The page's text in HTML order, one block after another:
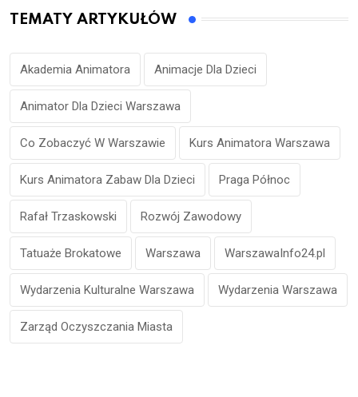
TEMATY ARTYKUŁÓW
Akademia Animatora Animacje Dla Dzieci
Animator Dla Dzieci Warszawa
Co Zobaczyć W Warszawie Kurs Animatora Warszawa
Kurs Animatora Zabaw Dla Dzieci Praga Północ
Rafał Trzaskowski Rozwój Zawodowy
Tatuaże Brokatowe Warszawa WarszawaInfo24.pl
Wydarzenia Kulturalne Warszawa Wydarzenia Warszawa
Zarząd Oczyszczania Miasta